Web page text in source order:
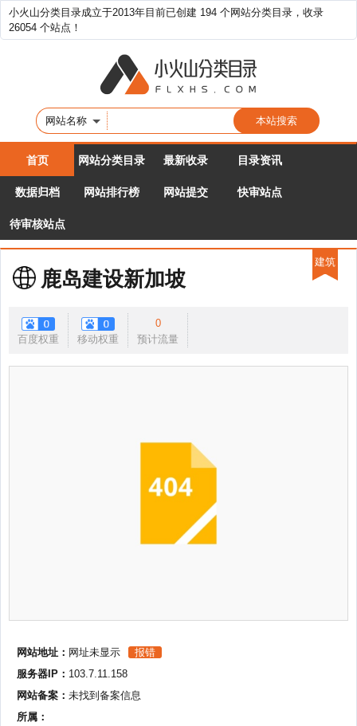
小火山分类目录成立于2013年目前已创建 194 个网站分类目录，收录
26054 个站点！
网站名称
首页 网站分类目录 最新收录 目录资讯
数据归档 网站排行榜 网站提交 快审站点
待审核站点
鹿岛建设新加坡
百度权重 移动权重
0
预计流量
网站地址： 网址未显示
报错
服务器IP： 103.7.11.158
网站备案： 未找到备案信息
所属：
建筑